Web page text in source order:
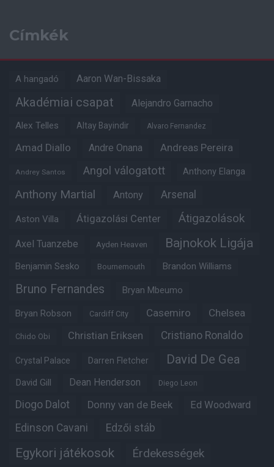
Címkék
A hangadó Aaron Wan-Bissaka
Akadémiai csapat Alejandro Garnacho
Alex Telles Altay Bayindir Alvaro Fernandez
Amad Diallo Andre Onana Andreas Pereira
Andrey Santos Angol válogatott Anthony Elanga
Anthony Martial Antony Arsenal
Aston Villa Átigazolási Center Átigazolások
Axel Tuanzebe Ayden Heaven Bajnokok Ligája
Benjamin Sesko Bournemouth Brandon Williams
Bruno Fernandes Bryan Mbeumo
Bryan Robson Cardiff City Casemiro Chelsea
Chido Obi Christian Eriksen Cristiano Ronaldo
Crystal Palace Darren Fletcher David De Gea
David Gill Dean Henderson Diego Leon
Diogo Dalot Donny van de Beek Ed Woodward
Edinson Cavani Edzői stáb
Egykori játékosok Érdekességek